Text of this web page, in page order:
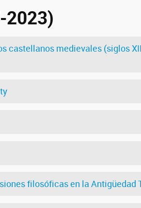
2023)
medievales (siglos
filosóficas en la Antigüedad